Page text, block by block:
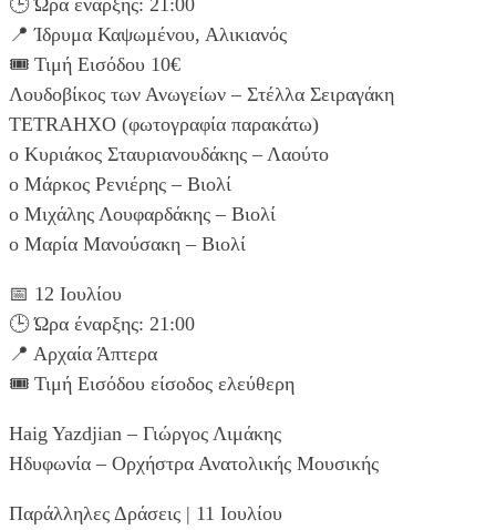
📍 Ίδρυμα Καψωμένου, Αλικιανός
🎟️ Τιμή Εισόδου 10€
Λουδοβίκος των Ανωγείων – Στέλλα Σειραγάκη
TETRAHXO (φωτογραφία παρακάτω)
o Κυριάκος Σταυριανουδάκης – Λαούτο
o Μάρκος Ρενιέρης – Βιολί
o Μιχάλης Λουφαρδάκης – Βιολί
o Μαρία Μανούσακη – Βιολί
📅 12 Ιουλίου
🕒 Ώρα έναρξης: 21:00
📍 Αρχαία Άπτερα
🎟️ Τιμή Εισόδου είσοδος ελεύθερη
Haig Yazdjian – Γιώργος Λιμάκης
Ηδυφωνία – Ορχήστρα Ανατολικής Μουσικής
Παράλληλες Δράσεις | 11 Ιουλίου